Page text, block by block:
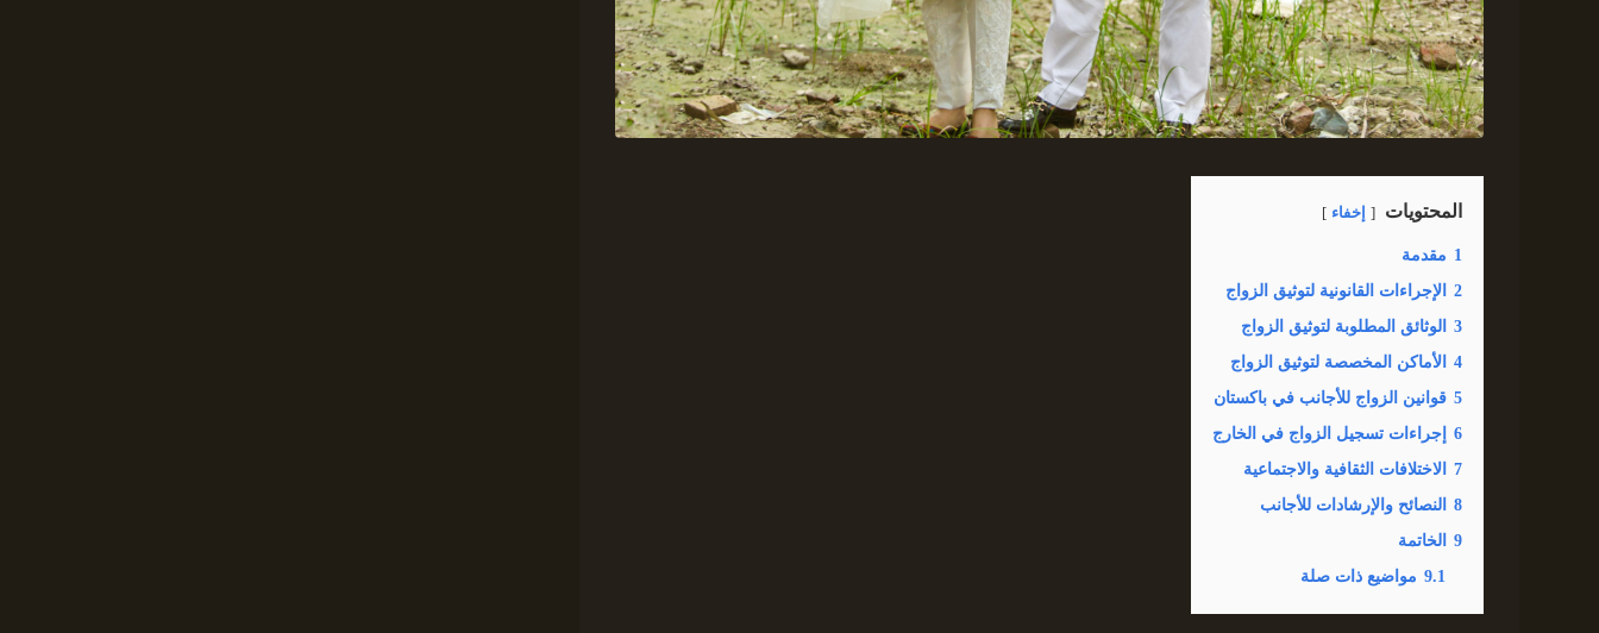
المحتويات إخفاء
1 مقدمة
2 الإجراءات القانونية لتوثيق الزواج
3 الوثائق المطلوبة لتوثيق الزواج
4 الأماكن المخصصة لتوثيق الزواج
5 قوانين الزواج للأجانب في باكستان
6 إجراءات تسجيل الزواج في الخارج
7 الاختلافات الثقافية والاجتماعية
8 النصائح والإرشادات للأجانب
9 الخاتمة
9.1 مواضيع ذات صلة